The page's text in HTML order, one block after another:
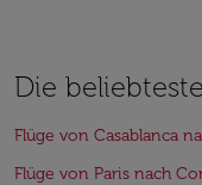
Die
Flüge von Casablanca
Flüge von Paris nach